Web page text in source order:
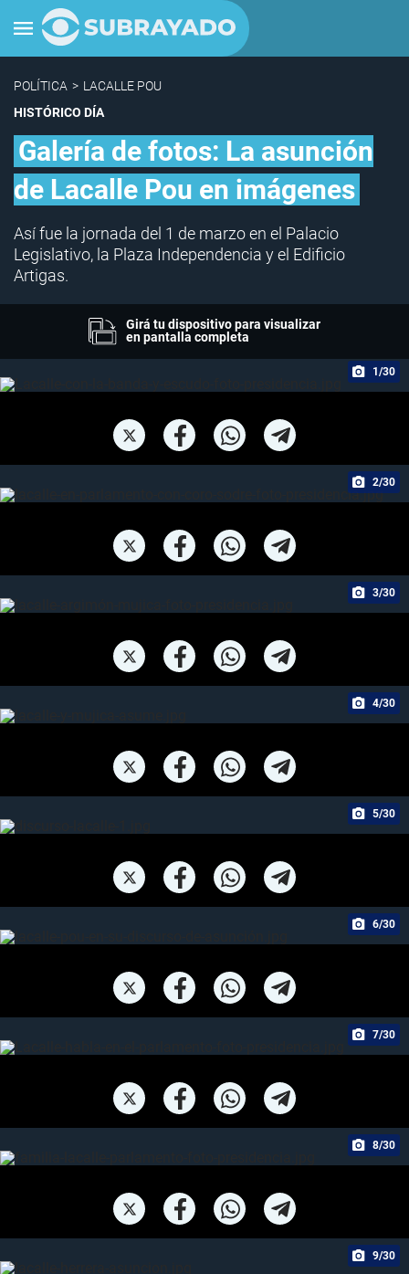
POLÍTICA > LACALLE POU
HISTÓRICO DÍA
Galería de fotos: La asunción
de Lacalle Pou en imágenes
Así fue la jornada del 1 de marzo en el Palacio
Legislativo, la Plaza Independencia y el Edificio
Artigas.
Girá tu dispositivo para visualizar
en pantalla completa
1/30
2/30
3/30
4/30
5/30
6/30
7/30
8/30
9/30